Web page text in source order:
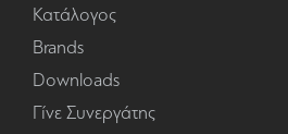
Κατάλογος
Brands
Downloads
Γίνε Συνεργάτης